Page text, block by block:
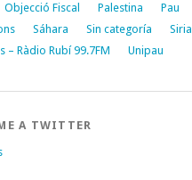
Objecció Fiscal Palestina Pau
Sáhara Sin categoría
Siria
– Ràdio Rubí 99.7FM
Unipau
A TWITTER